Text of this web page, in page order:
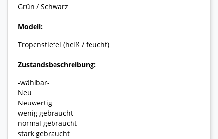
Grün / Schwarz
Modell:
Tropenstiefel (heiß / feucht)
Zustandsbeschreibung:
-wählbar-
Neu
Neuwertig
wenig gebraucht
normal gebraucht
stark gebraucht